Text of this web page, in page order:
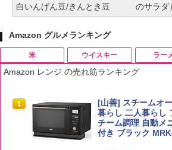
白いんげん豆/きんとき豆
のサラダ）
Amazon グルメランキング
米
1 by Amazon 国産ブ
￥2,650
ウイスキー
1
ブラックニッカ ニ
ー4000ml ブラック
キー 【日本 アサヒ
お得 4リットル
ラー
1
チキンラーメン ど
食品 インスタント
￥1,939
Amazon レンジ の売れ筋ランキング
1
[山善] スチームオ
暮らし 二人暮らし
チーム調理 自動メ
付き ブラック